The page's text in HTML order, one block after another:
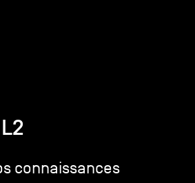
connaissances